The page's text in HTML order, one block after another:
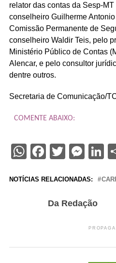
relator das contas da Sesp-
conselheiro Guilherme
Comissão Permanente de
conselheiro Waldir Teis, pelo
Ministério Público de Contas
Alencar, e pelo consultor
dentre outros.
Secretaria de Comunicação/
COMENTE ABAIXO:
WhatsApp
Facebook
Twitter
NOTÍCIAS RELACIONADAS:
Da Redação